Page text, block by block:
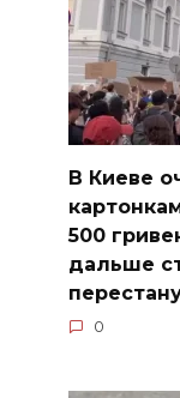
В Киеве
500
дальше
0